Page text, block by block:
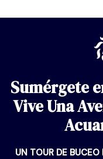
Sumérgete
Vive Una
UN TOUR DE